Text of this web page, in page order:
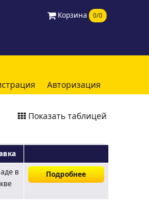
Корзина 0/0
Авторизация
Показать таблицей
в
Подробнее